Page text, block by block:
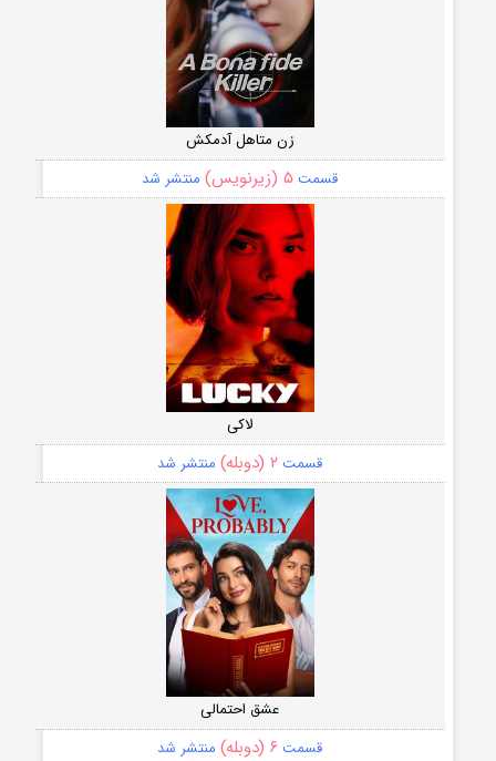
زن متاهل آدمکش
قسمت ۵ (زیرنویس) منتشر شد
لاکی
قسمت ۲ (دوبله) منتشر شد
عشق احتمالی
قسمت ۶ (دوبله) منتشر شد